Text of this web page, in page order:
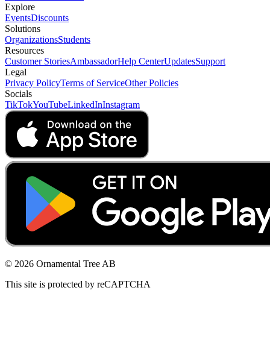
Explore
EventsDiscounts
Solutions
OrganizationsStudents
Resources
Customer StoriesAmbassadorHelp CenterUpdatesSupport
Legal
Privacy PolicyTerms of ServiceOther Policies
Socials
TikTokYouTubeLinkedInInstagram
© 2026 Ornamental Tree AB
This site is protected by reCAPTCHA